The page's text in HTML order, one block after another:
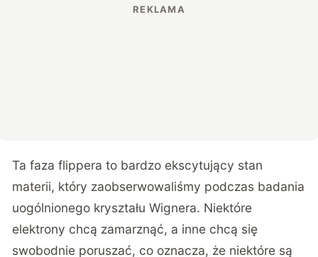
Ta faza flippera to bardzo ekscytujący stan
materii, który zaobserwowaliśmy podczas badania
uogólnionego kryształu Wignera. Niektóre
elektrony chcą zamarznąć, a inne chcą się
swobodnie poruszać, co oznacza, że niektóre są